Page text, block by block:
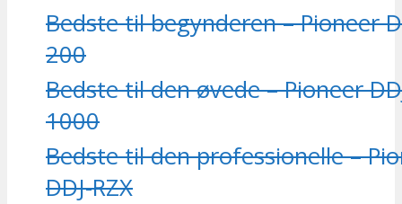
Bedste til begynderen – Pioneer
200
Bedste til den øvede – Pioneer
1000
Bedste til den professionelle –
DDJ-RZX